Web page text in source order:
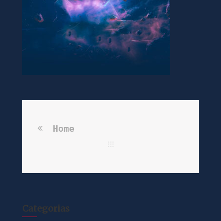
Home
Categorias